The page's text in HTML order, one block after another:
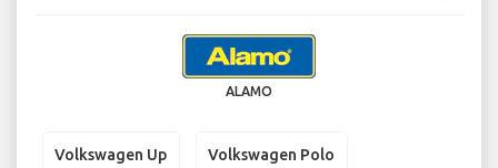
ALAMO
Volkswagen Up Volkswagen Polo